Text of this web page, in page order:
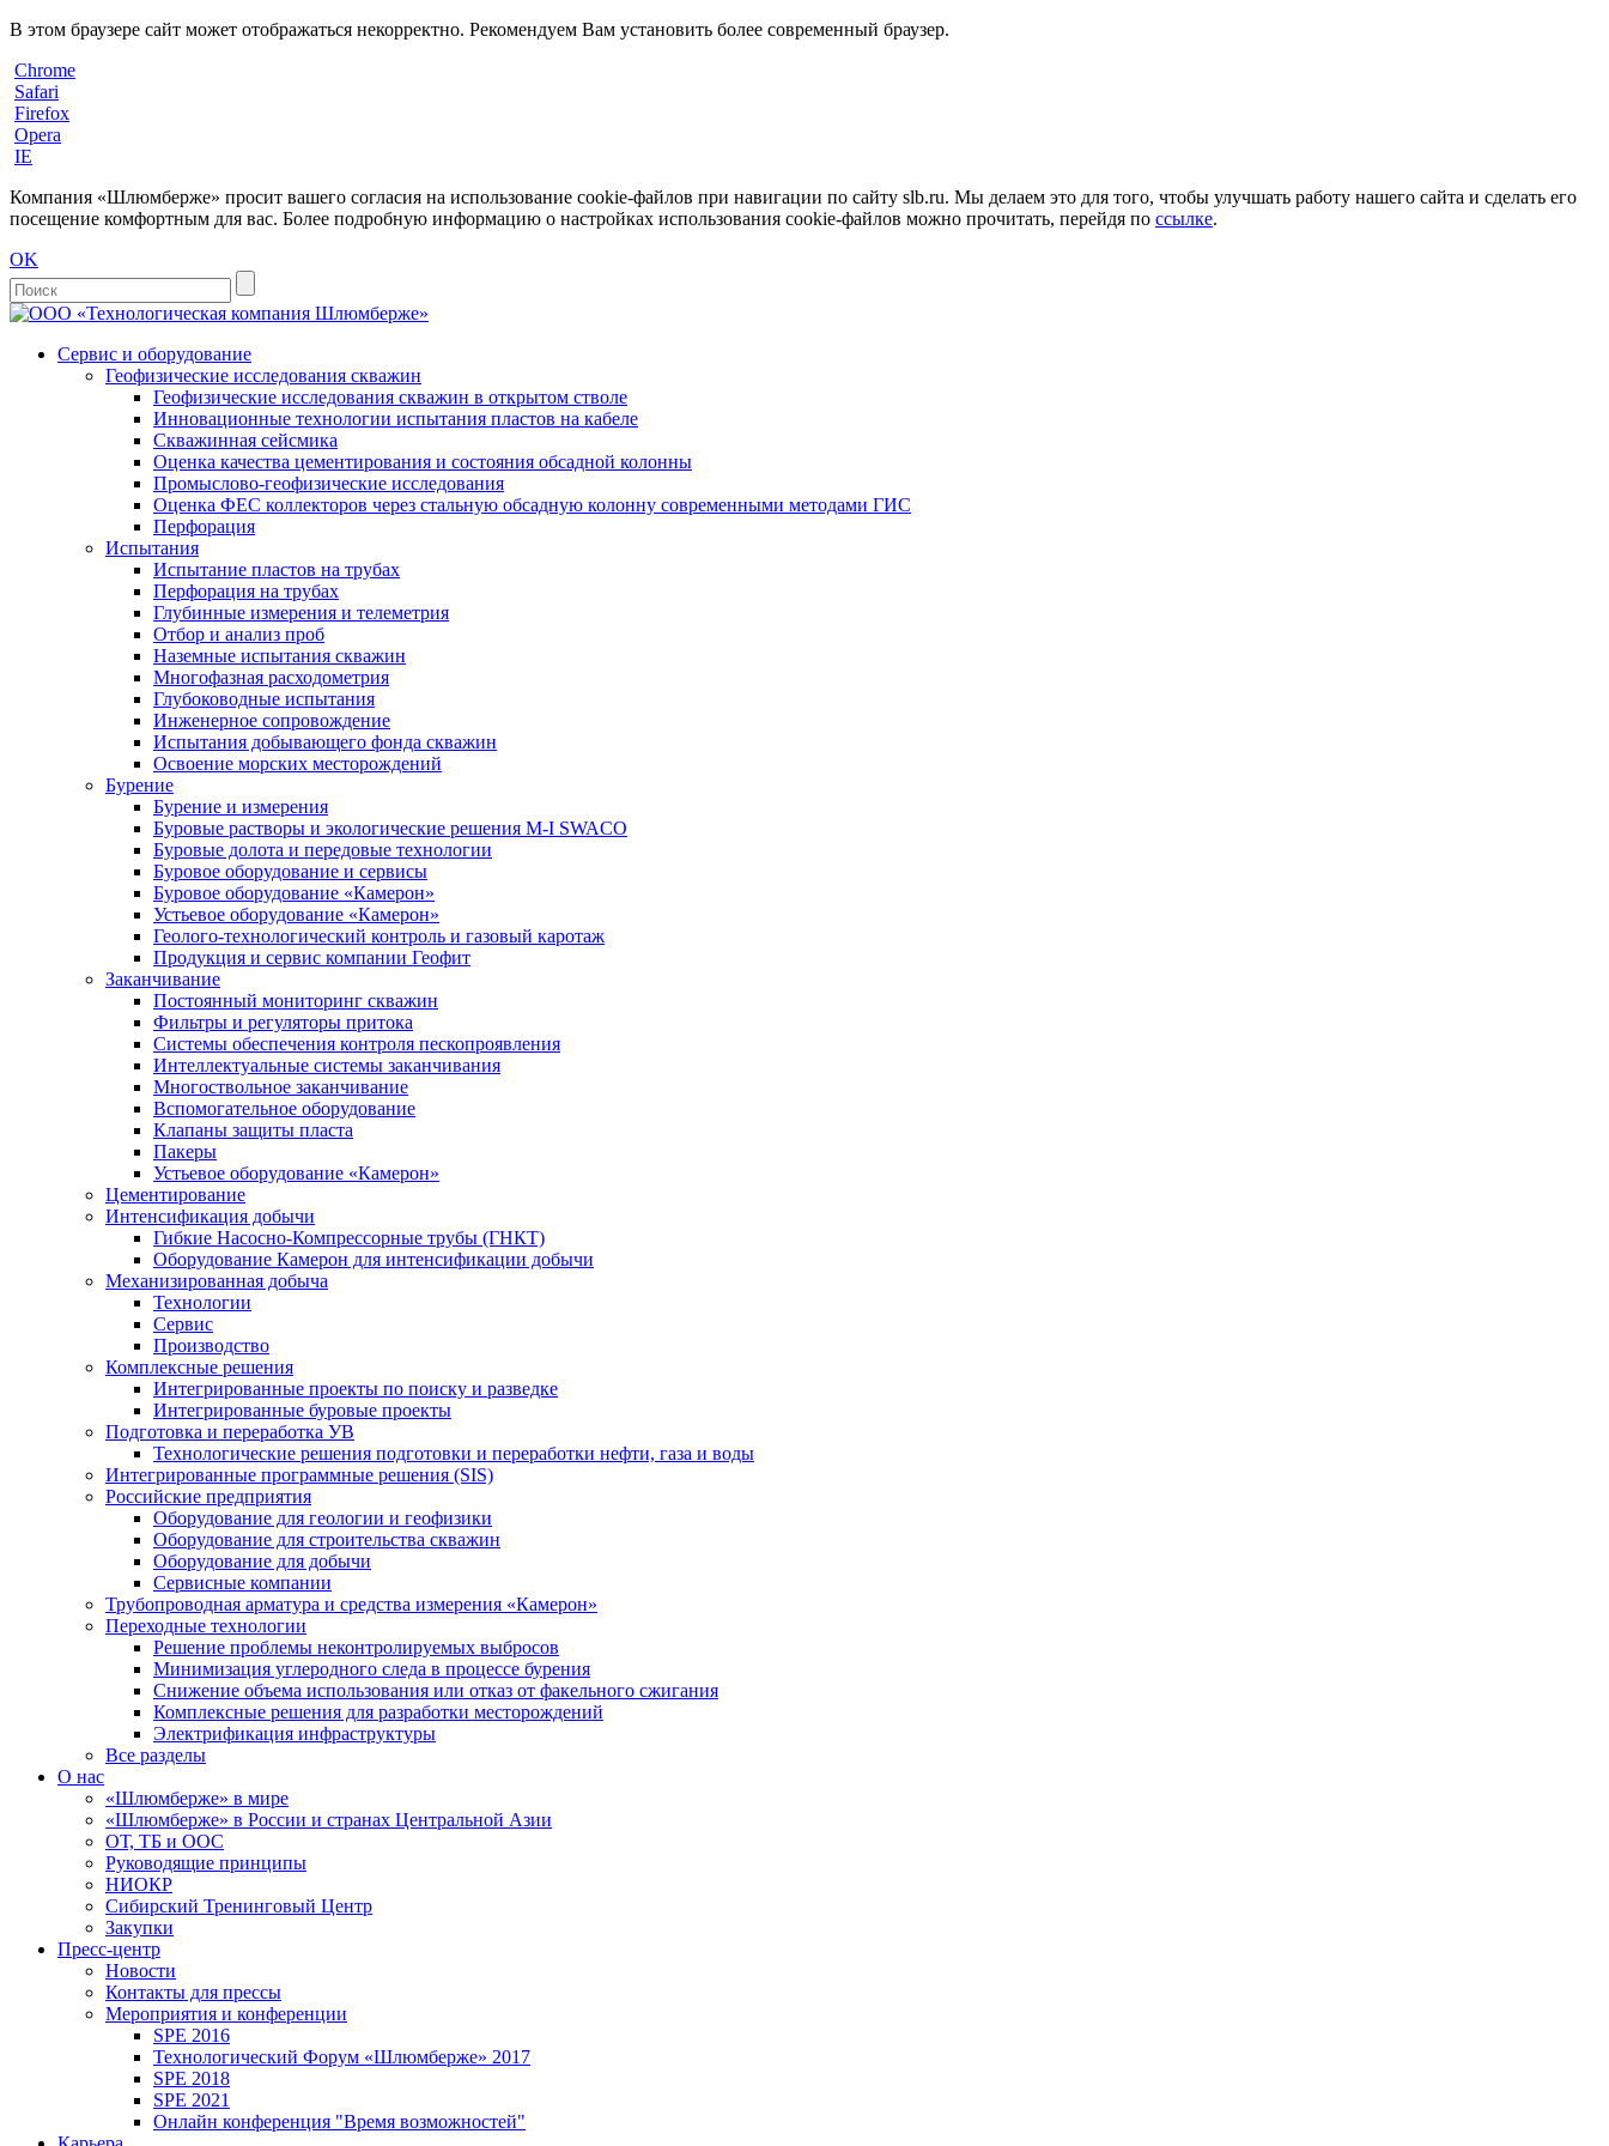
В этом браузере сайт может отображаться некорректно. Рекомендуем Вам установить более современный браузер.
Chrome
Safari
Firefox
Opera
IE
Компания «Шлюмберже» просит вашего согласия на использование cookie-файлов при навигации по сайту slb.ru. Мы делаем это для того, чтобы улучшать работу нашего сайта и сделать его
посещение комфортным для вас. Более подробную информацию о настройках использования cookie-файлов можно прочитать, перейдя по ссылке.
OK
Сервис и оборудование
Геофизические исследования скважин
Геофизические исследования скважин в открытом стволе
Инновационные технологии испытания пластов на кабеле
Скважинная сейсмика
Оценка качества цементирования и состояния обсадной колонны
Промыслово-геофизические исследования
Оценка ФЕС коллекторов через стальную обсадную колонну современными методами ГИС
Перфорация
Испытания
Испытание пластов на трубах
Перфорация на трубах
Глубинные измерения и телеметрия
Отбор и анализ проб
Наземные испытания скважин
Многофазная расходометрия
Глубоководные испытания
Инженерное сопровождение
Испытания добывающего фонда скважин
Освоение морских месторождений
Бурение
Бурение и измерения
Буровые растворы и экологические решения M-I SWACO
Буровые долота и передовые технологии
Буровое оборудование и сервисы
Буровое оборудование «Камерон»
Устьевое оборудование «Камерон»
Геолого-технологический контроль и газовый каротаж
Продукция и сервис компании Геофит
Заканчивание
Постоянный мониторинг скважин
Фильтры и регуляторы притока
Cистемы обеспечения контроля пескопроявления
Интеллектуальные системы заканчивания
Многоствольное заканчивание
Вспомогательное оборудование
Клапаны защиты пласта
Пакеры
Устьевое оборудование «Камерон»
Цементирование
Интенсификация добычи
Гибкие Насосно-Компрессорные трубы (ГНКТ)
Оборудование Камерон для интенсификации добычи
Механизированная добыча
Технологии
Сервис
Производство
Комплексные решения
Интегрированные проекты по поиску и разведке
Интегрированные буровые проекты
Подготовка и переработка УВ
Технологические решения подготовки и переработки нефти, газа и воды
Интегрированные программные решения (SIS)
Российские предприятия
Оборудование для геологии и геофизики
Оборудование для строительства скважин
Оборудование для добычи
Сервисные компании
Трубопроводная арматура и средства измерения «Камерон»
Переходные технологии
Решение проблемы неконтролируемых выбросов
Минимизация углеродного следа в процессе бурения
Снижение объема использования или отказ от факельного сжигания
Комплексные решения для разработки месторождений
Электрификация инфраструктуры
Все разделы
О нас
«Шлюмберже» в мире
«Шлюмберже» в России и странах Центральной Азии
ОТ, ТБ и ООС
Руководящие принципы
НИОКР
Сибирский Тренинговый Центр
Закупки
Пресс-центр
Новости
Контакты для прессы
Мероприятия и конференции
SPE 2016
Технологический Форум «Шлюмберже» 2017
SPE 2018
SPE 2021
Онлайн конференция "Время возможностей"